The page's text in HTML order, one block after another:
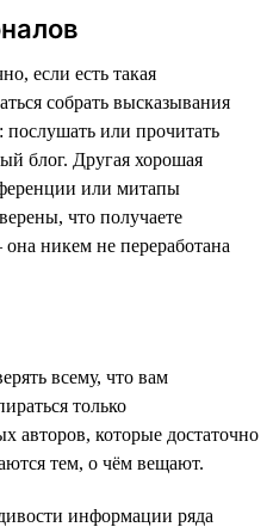
если есть такая
собрать высказывания
послушать или прочитать
блог. Другая хорошая
или митапы
что получаете
никем не переработана
всему, что вам
только
авторов, которые достаточно
тем, о чём вещают.
информации ряда